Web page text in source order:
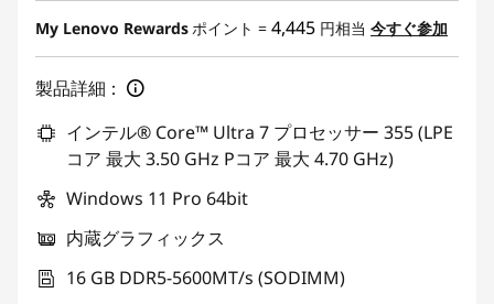
My Lenovo Rewardsポイント = 4,445 円相当 今すぐ参加
製品詳細：
インテル® Core™ Ultra 7 プロセッサー 355 (LPE
コア 最大 3.50 GHz Pコア 最大 4.70 GHz)
Windows 11 Pro 64bit
内蔵グラフィックス
16 GB DDR5-5600MT/s (SODIMM)